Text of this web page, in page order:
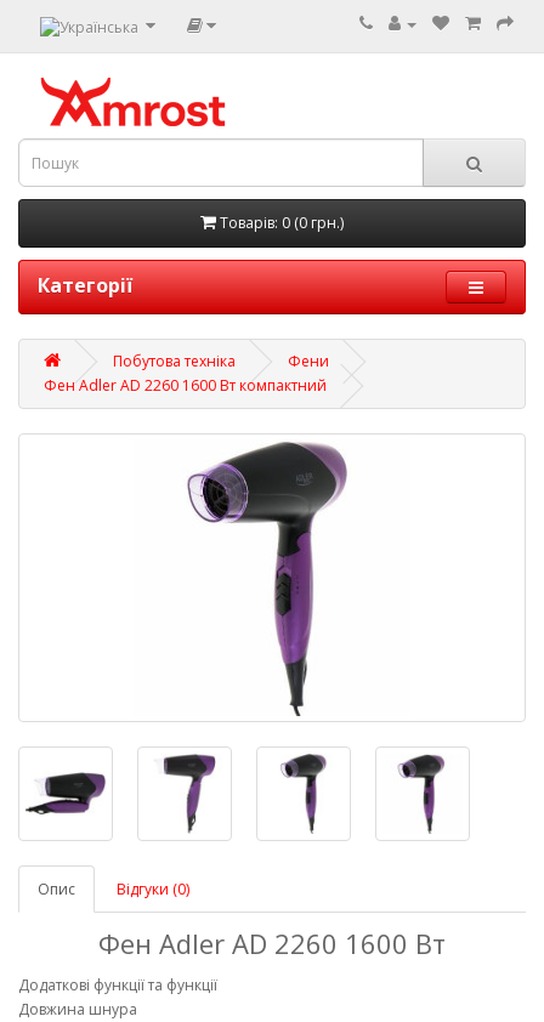
Товарів: 0 (0 грн.)
Категорії
Побутова техніка
Фени
Фен Adler AD 2260 1600 Вт компактний
Опис Відгуки (0)
Фен Adler AD 2260 1600 Вт
Додаткові функції та функції
Довжина шнура